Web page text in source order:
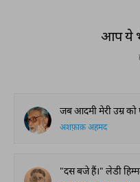
आप ये
जब आदमी मेरी उम्र को पहुंचता है तो वो अपनी विरासत आने वाली नस्ल को देकर जाने की कोशिश करता है। कुछ चीज़ें ऐसी होती हैं, जो इन्सान बदक़िस्मती से साथ ही समेट कर ले जाता है। मुझे अपनी
अशफ़ाक़ अहमद
"दस बजे हैं।" लेडी हिम्मत क़दर ने अपनी मोटी सी नाज़ुक कलाई पर नज़र डालते हुए